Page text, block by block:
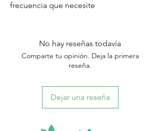
frecuencia que necesite
No hay reseñas todavía
Comparte tu opinión. Deja la primera
reseña.
Dejar una reseña